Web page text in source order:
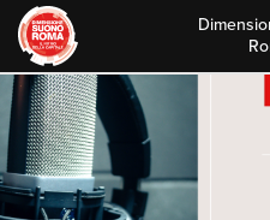
Skip
to
content